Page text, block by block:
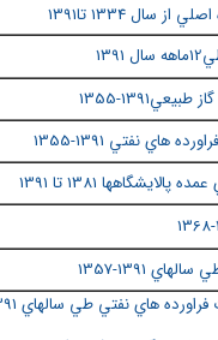
1334 تا1391
نفتي 1391-1355
-1368
7
هاي نفتي طي سالهاي 1391-1383